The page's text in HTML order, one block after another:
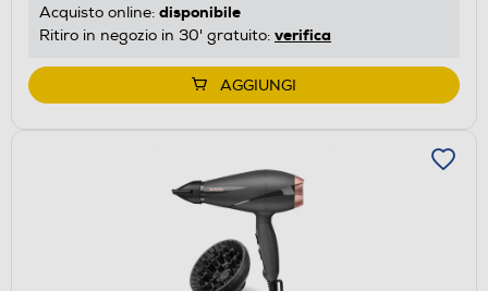
Acquisto online: disponibile
Ritiro in negozio in 30' gratuito: verifica
AGGIUNGI